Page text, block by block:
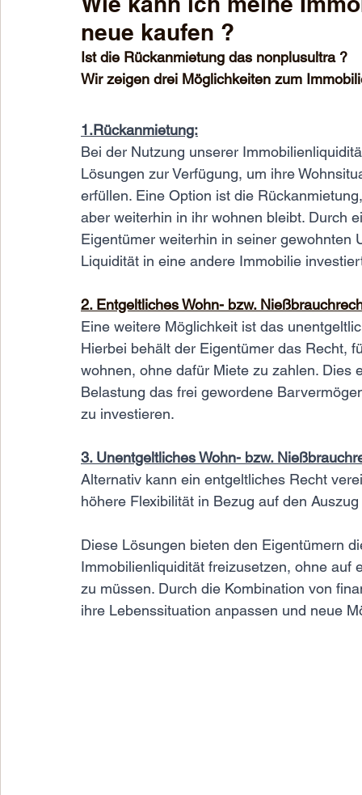
neue kaufen ?
Ist die Rückanmietung das nonplusultra ?
Wir zeigen drei Möglichkeiten zum
1.Rückanmietung:
Bei der Nutzung unserer
Lösungen zur Verfügung, um ihre
erfüllen. Eine Option ist die
aber weiterhin in ihr wohnen bleibt. Durch
Eigentümer weiterhin in seiner
Liquidität in eine andere Immobilie
2. Entgeltliches Wohn- bzw.
Eine weitere Möglichkeit ist das
Hierbei behält der Eigentümer das Recht,
wohnen, ohne dafür Miete zu zahlen.
Belastung das frei gewordene
zu investieren.
3. Unentgeltliches Wohn- bzw.
Alternativ kann ein entgeltliches Recht
höhere Flexibilität in Bezug auf den
Diese Lösungen bieten den Eigentümern
Immobilienliquidität freizusetzen, ohne
zu müssen. Durch die Kombination von
ihre Lebenssituation anpassen und neue